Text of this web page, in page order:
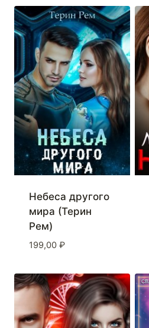
Небеса другого
мира (Терин
Рем)
199,00 ₽